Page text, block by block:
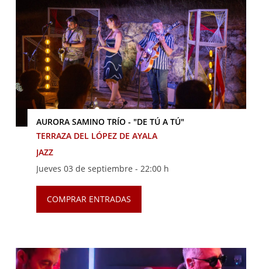
AURORA SAMINO TRÍO - "DE TÚ A TÚ"
TERRAZA DEL LÓPEZ DE AYALA
JAZZ
Jueves 03 de septiembre - 22:00 h
COMPRAR ENTRADAS